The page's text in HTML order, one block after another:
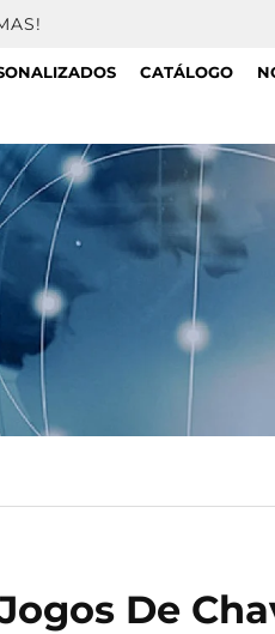
CATÁLOGO
De